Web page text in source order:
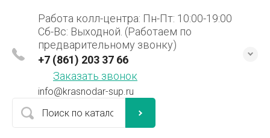
Работа колл-центра: Пн-Пт: 10:00-19:00
Сб-Вс: Выходной. (Работаем по
предварительному звонку)
+7 (861) 203 37 66
Заказать звонок
info@krasnodar-sup.ru